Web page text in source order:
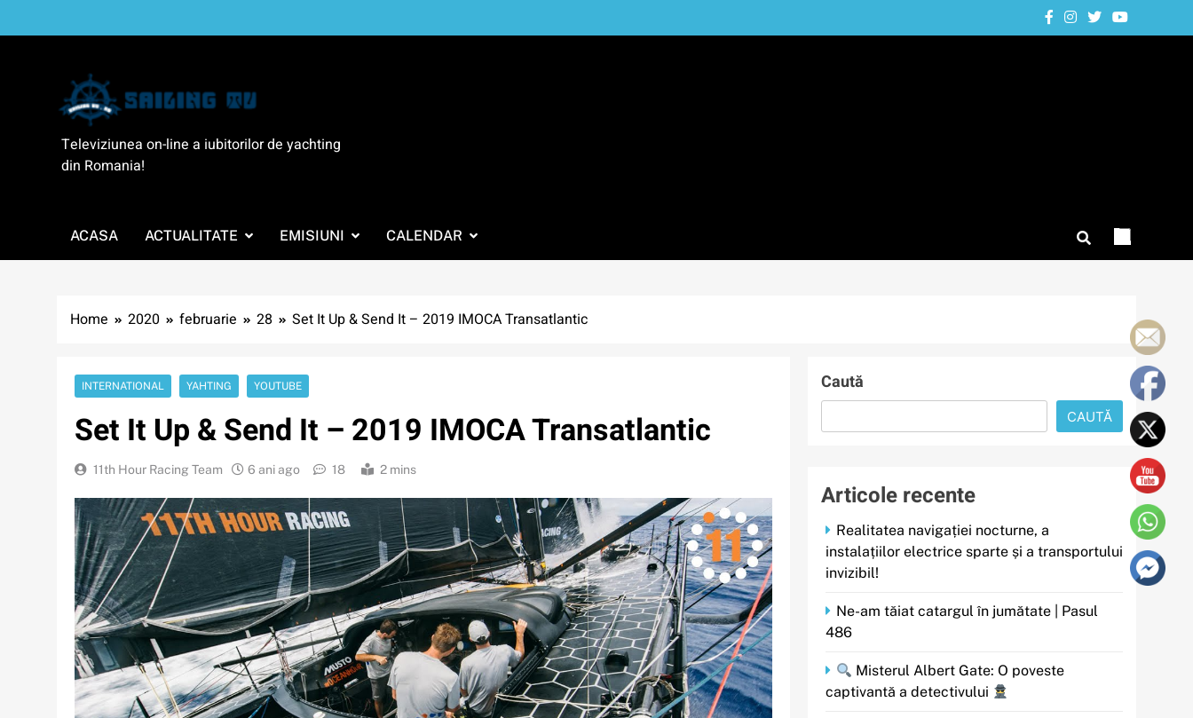
to
SailingTV
Televiziunea on-line a iubitorilor de yachting
din Romania!
ACASA ACTUALITATE EMISIUNI CALENDAR
Home 2020 februarie 28 Set It Up & Send It – 2019 IMOCA Transatlantic
INTERNATIONAL YAHTING YOUTUBE
Set It Up & Send It – 2019 IMOCA Transatlantic
11th Hour Racing Team 6 ani ago 18 2 mins
Caută
CAUTĂ
Articole recente
Realitatea navigației nocturne, a
instalațiilor electrice sparte și a transportului
invizibil!
Ne-am tăiat catargul în jumătate | Pasul
486
Misterul Albert Gate: O poveste
captivantă a detectivului